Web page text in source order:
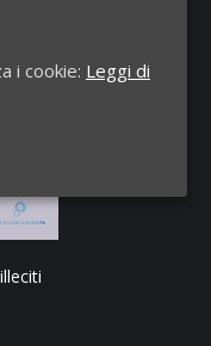
i cookie: Leggi di